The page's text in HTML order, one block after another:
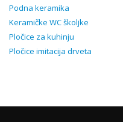
Podna keramika
Keramičke WC školjke
Pločice za kuhinju
Pločice imitacija drveta